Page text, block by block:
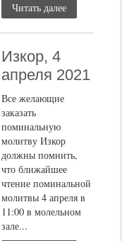
Читать далее
Изкор, 4
апреля 2021
Все желающие
заказать
поминальную
молитву Изкор
должны помнить,
что ближайшее
чтение поминальной
молитвы 4 апреля в
11:00 в молельном
зале...